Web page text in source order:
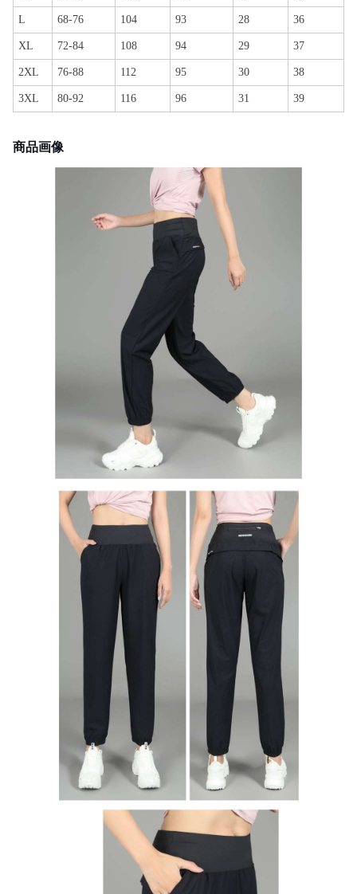
L 68-76 104 93 28 36
XL 72-84 108 94 29 37
2XL 76-88 112 95 30 38
3XL 80-92 116 96 31 39
商品画像